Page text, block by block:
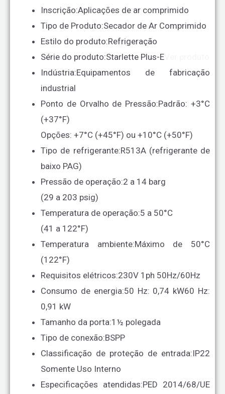
Inscrição:Aplicações de ar comprimido
Tipo de Produto:Secador de Ar Comprimido
Estilo do produto:Refrigeração
Série do produto:Starlette Plus-E
Indústria:Equipamentos de fabricação
industrial
Ponto de Orvalho de Pressão:Padrão: +3°C
(+37°F)
Opções: +7°C (+45°F) ou +10°C (+50°F)
Tipo de refrigerante:R513A (refrigerante de
baixo PAG)
Pressão de operação:2 a 14 barg
(29 a 203 psig)
Temperatura de operação:5 a 50°C
(41 a 122°F)
Temperatura ambiente:Máximo de 50°C
(122°F)
Requisitos elétricos:230V 1ph 50Hz/60Hz
Consumo de energia:50 Hz: 0,74 kW60 Hz:
0,91 kW
Tamanho da porta:1½ polegada
Tipo de conexão:BSPP
Classificação de proteção de entrada:IP22
Somente Uso Interno
Especificações atendidas:PED 2014/68/UE